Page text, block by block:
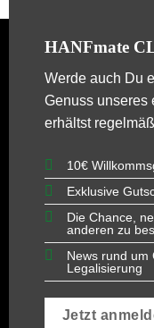
HANFmate
Werde auch Du
Genuss unseres
erhältst
10€
Exklusive
Die Chance,
anderen zu
News rund um
Legalisierung
Jetzt